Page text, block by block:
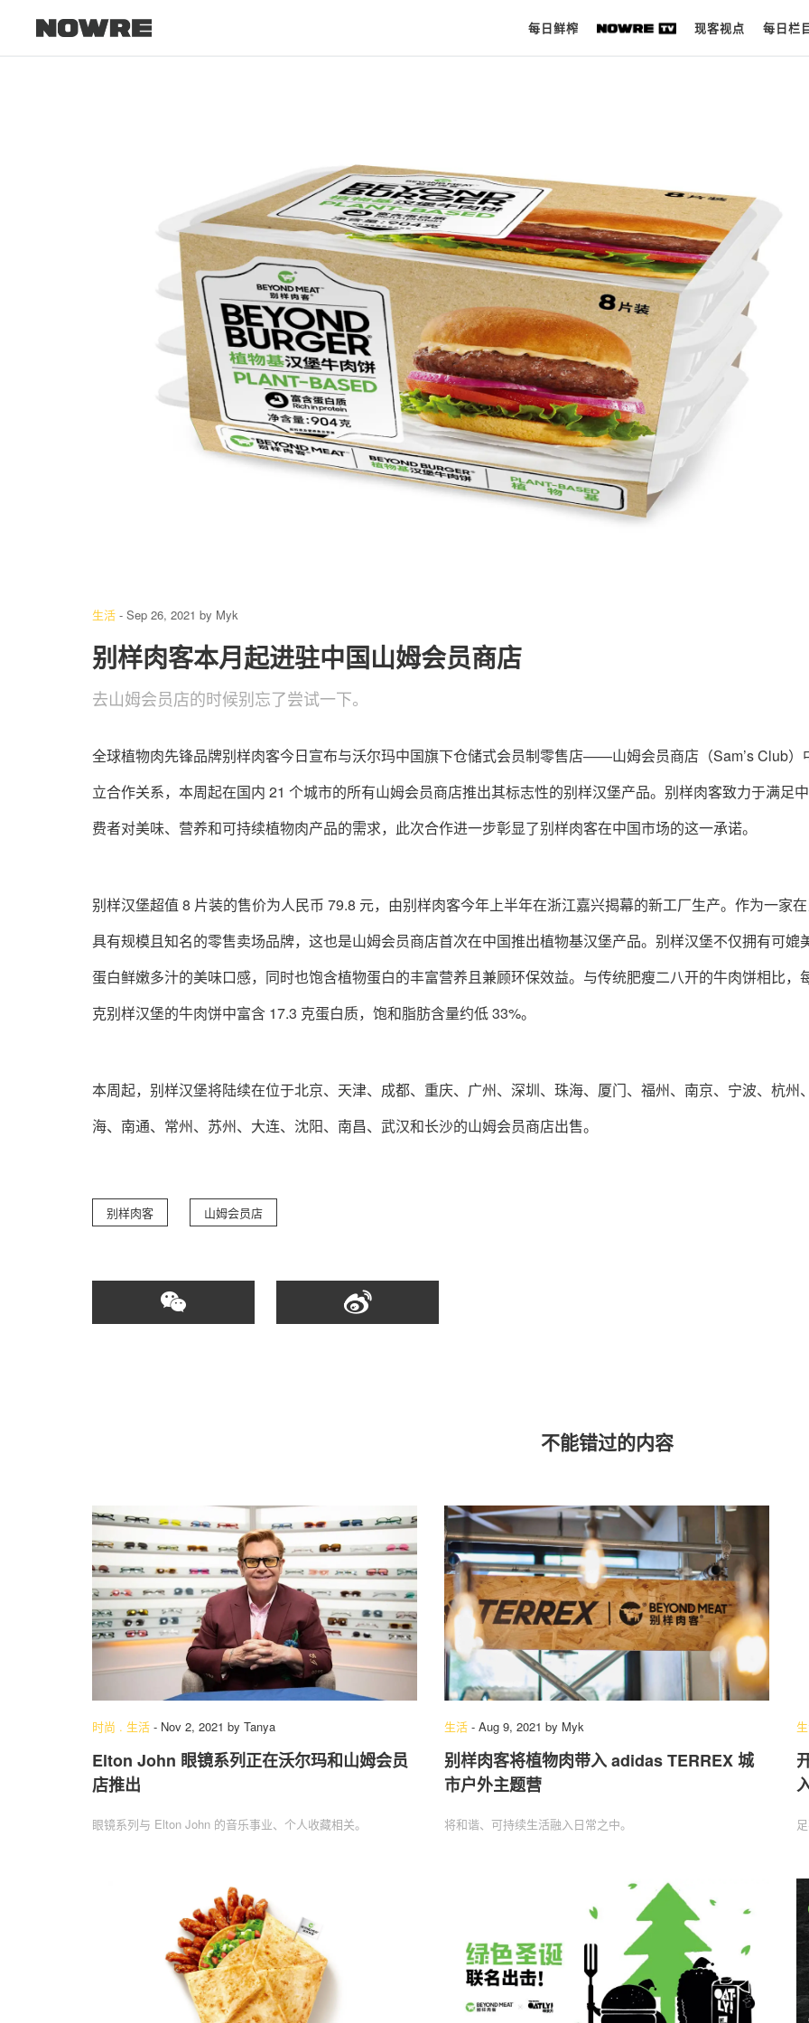
每日鲜榨 现客视点 每日栏
每日栏目
时 尚
球 鞋
生 活
科 技
关于我们 联系我们
生活 - Sep 26, 2021 by Myk
别样肉客本月起进驻中国山姆会员商店
去山姆会员店的时候别忘了尝试一下。
全球植物肉先锋品牌别样肉客今日宣布与沃尔玛中国旗下仓储式会员制零售店——山姆会员商店（Sam’s Club）
立合作关系，本周起在国内 21 个城市的所有山姆会员商店推出其标志性的别样汉堡产品。别样肉客致力于满足
费者对美味、营养和可持续植物肉产品的需求，此次合作进一步彰显了别样肉客在中国市场的这一承诺。
别样汉堡超值 8 片装的售价为人民币 79.8 元，由别样肉客今年上半年在浙江嘉兴揭幕的新工厂生产。作为一家
具有规模且知名的零售卖场品牌，这也是山姆会员商店首次在中国推出植物基汉堡产品。别样汉堡不仅拥有可媲
蛋白鲜嫩多汁的美味口感，同时也饱含植物蛋白的丰富营养且兼顾环保效益。与传统肥瘦二八开的牛肉饼相比，
克别样汉堡的牛肉饼中富含 17.3 克蛋白质，饱和脂肪含量约低 33%。
本周起，别样汉堡将陆续在位于北京、天津、成都、重庆、广州、深圳、珠海、厦门、福州、南京、宁波、杭州
海、南通、常州、苏州、大连、沈阳、南昌、武汉和长沙的山姆会员商店出售。
别样肉客 山姆会员店
不能错过的内容
时尚 . 生活 - Nov 2, 2021 by Tanya
Elton John 眼镜系列正在沃尔玛和山姆会员
店推出
眼镜系列与 Elton John 的音乐事业、个人收藏相关。
生活 - Aug 9, 2021 by Myk
别样肉客将植物肉带入 adidas TERREX 城
市户外主题营
将和谐、可持续生活融入日常之中。